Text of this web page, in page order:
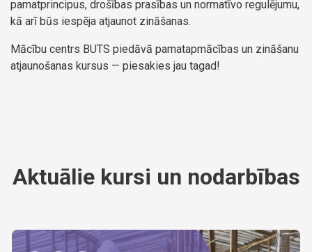
pamatprincipus, drošības prasības un normatīvo regulējumu,
kā arī būs iespēja atjaunot zināšanas.
Mācību centrs BUTS piedāvā pamatapmācības un zināšanu
atjaunošanas kursus — piesakies jau tagad!
Aktuālie kursi un nodarbības